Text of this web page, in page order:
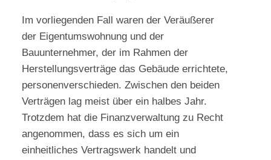
Im vorliegenden Fall waren der Veräußerer
der Eigentumswohnung und der
Bauunternehmer, der im Rahmen der
Herstellungsverträge das Gebäude errichtete,
personenverschieden. Zwischen den beiden
Verträgen lag meist über ein halbes Jahr.
Trotzdem hat die Finanzverwaltung zu Recht
angenommen, dass es sich um ein
einheitliches Vertragswerk handelt und